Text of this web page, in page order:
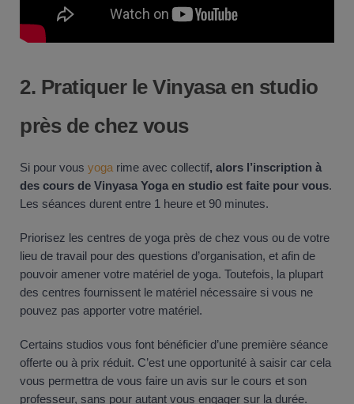
2. Pratiquer le Vinyasa en studio
près de chez vous
Si pour vous yoga rime avec collectif, alors l’inscription à
des cours de Vinyasa Yoga en studio est faite pour vous.
Les séances durent entre 1 heure et 90 minutes.
Priorisez les centres de yoga près de chez vous ou de votre
lieu de travail pour des questions d’organisation, et afin de
pouvoir amener votre matériel de yoga. Toutefois, la plupart
des centres fournissent le matériel nécessaire si vous ne
pouvez pas apporter votre matériel.
Certains studios vous font bénéficier d’une première séance
offerte ou à prix réduit. C’est une opportunité à saisir car cela
vous permettra de vous faire un avis sur le cours et son
professeur, sans pour autant vous engager sur la durée.